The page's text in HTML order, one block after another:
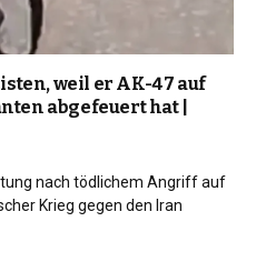
weil er AK-47 auf
abgefeuert hat |